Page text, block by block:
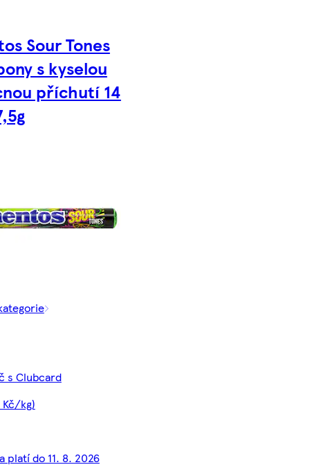
Sour Tones
s kyselou
příchutí 14
s Clubcard
Kč/kg)
platí do 11. 8. 2026